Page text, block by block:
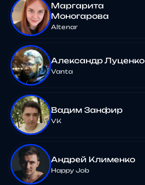
Маргарита
Моногарова
Altenar
Александр Луценко
Vanta
Вадим Занфир
VK
Андрей Клименко
Happy Job